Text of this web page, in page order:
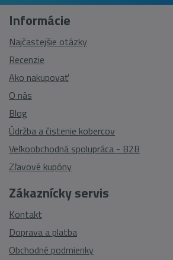
Zákaznícky servis
Kontakt
Doprava a platba
Obchodné podmienky
Informácie
Najčastejšie otázky
Recenzie
Ako nakupovať
O nás
Blog
Údržba a čistenie kobercov
Veľkoobchodná spolupráca - B2B
Zľavové kupóny